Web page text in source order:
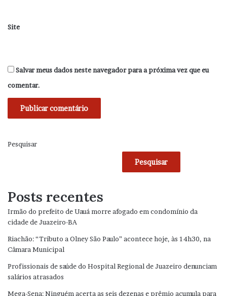
Site
Salvar meus dados neste navegador para a próxima vez que eu
comentar.
Pesquisar
Pesquisar
Posts recentes
Irmão do prefeito de Uauá morre afogado em condomínio da
cidade de Juazeiro-BA
Riachão: “Tributo a Olney São Paulo” acontece hoje, às 14h30, na
Câmara Municipal
Profissionais de saúde do Hospital Regional de Juazeiro denunciam
salários atrasados
Mega-Sena: Ninguém acerta as seis dezenas e prêmio acumula para